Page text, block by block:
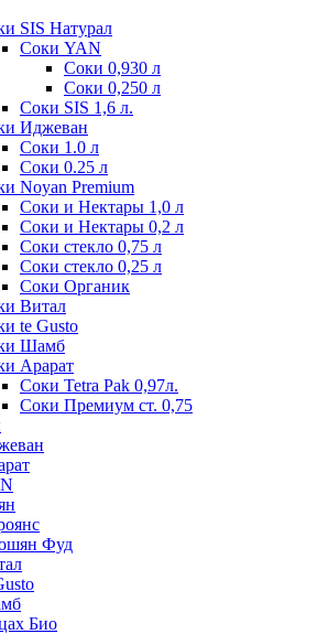
SIS Натурал
Соки YAN
Соки 0,930 л
Соки 0,250 л
Соки SIS 1,6 л.
Иджеван
Соки 1.0 л
Соки 0.25 л
Noyan Premium
Соки и Нектары 1,0 л
Соки и Нектары 0,2 л
Соки стекло 0,75 л
Соки стекло 0,25 л
Соки Органик
Витал
te Gusto
Шамб
Арарат
Соки Tetra Pak 0,97л.
Соки Премиум ст. 0,75
Фуд
Био